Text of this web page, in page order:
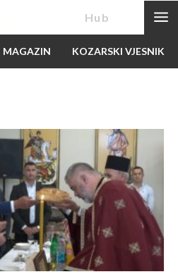
Hub
MAGAZIN KOZARSKI VJESNIK